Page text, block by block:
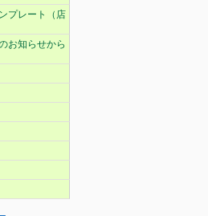
プレート（店
お知らせから